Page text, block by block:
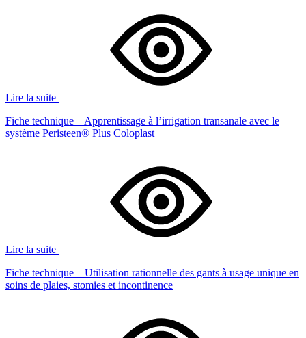
Lire la suite
Fiche technique – Apprentissage à l’irrigation transanale avec le
système Peristeen® Plus Coloplast
Lire la suite
Fiche technique – Utilisation rationnelle des gants à usage unique en
soins de plaies, stomies et incontinence